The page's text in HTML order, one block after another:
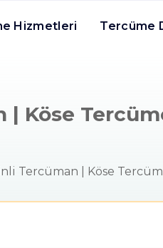
Hizmetleri Tercüme
| Köse
Tercüman | Köse